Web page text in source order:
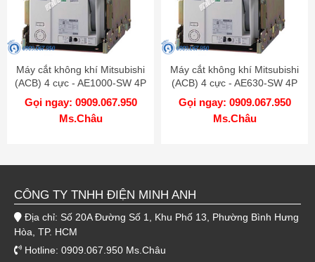
Máy cắt không khí Mitsubishi
(ACB) 4 cực - AE1000-SW 4P
1000A 65kA FIX
Gọi ngay: 0909.067.950
Ms.Châu
Máy cắt không khí Mitsubishi
(ACB) 4 cực - AE630-SW 4P
630A 65kA FIX
Gọi ngay: 0909.067.950
Ms.Châu
CÔNG TY TNHH ĐIỆN MINH ANH
Địa chỉ: Số 20A Đường Số 1, Khu Phố 13, Phường Bình Hưng
Hòa, TP. HCM
Hotline: 0909.067.950 Ms.Châu